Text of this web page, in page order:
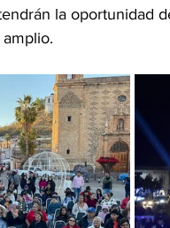
la oportunidad